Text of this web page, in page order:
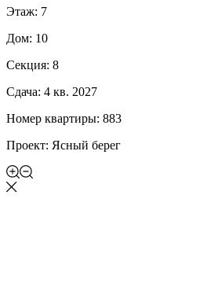
Этаж: 7
Дом: 10
Секция: 8
Сдача: 4 кв. 2027
Номер квартиры: 883
Проект: Ясный берег